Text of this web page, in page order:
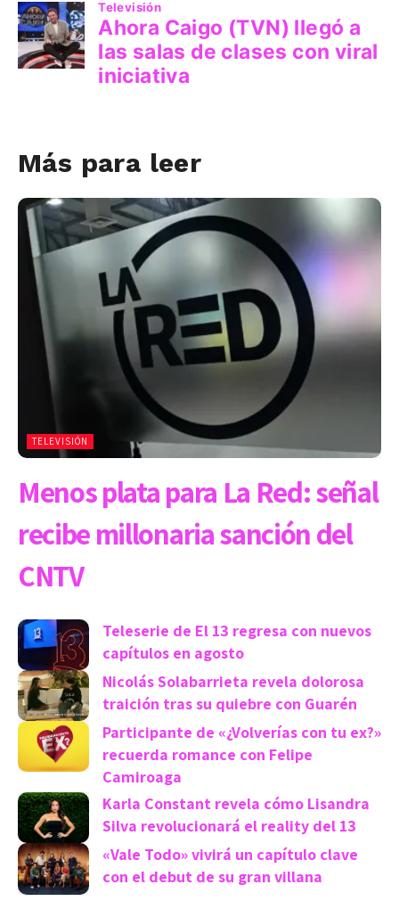
Más para leer
TELEVISIÓN
Menos plata para La Red: señal
recibe millonaria sanción del
CNTV
Teleserie de El 13 regresa con nuevos
capítulos en agosto
Nicolás Solabarrieta revela dolorosa
traición tras su quiebre con Guarén
Participante de «¿Volverías con tu ex?»
recuerda romance con Felipe
Camiroaga
Karla Constant revela cómo Lisandra
Silva revolucionará el reality del 13
«Vale Todo» vivirá un capítulo clave
con el debut de su gran villana